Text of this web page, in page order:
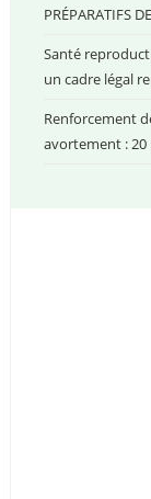
PRÉPARATIFS
Santé
un cadre légal
Renforcement
avortement :